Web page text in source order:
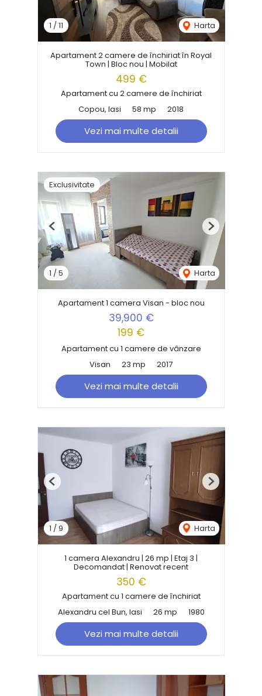
1 / 11 Harta
Apartament 2 camere de închiriat în Royal
Town | Bloc nou | Mobilat
499 €
Apartament cu 2 camere de închiriat
Copou, Iasi
58 mp 2018
Vezi mai multe detalii
Exclusivitate
1 /5 Harta
Previous Next
Apartament 1 camera Visan - bloc nou
39,900 €
199 €
Apartament cu 1 camere de vânzare
Visan
23 mp 2017
Vezi mai multe detalii
1 /9 Harta
Previous Next
1 camera Alexandru | 26 mp | Etaj 3 |
Decomandat | Renovat recent
350 €
Apartament cu 1 camere de închiriat
Alexandru cel Bun, Iasi
26 mp 1980
Vezi mai multe detalii